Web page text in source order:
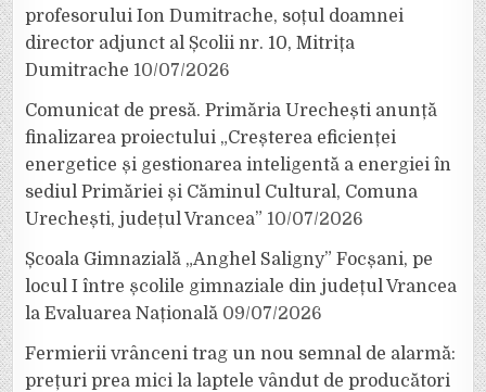
profesorului Ion Dumitrache, soțul doamnei
director adjunct al Școlii nr. 10, Mitrița
Dumitrache 10/07/2026
Comunicat de presă. Primăria Urechești anunță
finalizarea proiectului „Creșterea eficienței
energetice și gestionarea inteligentă a energiei în
sediul Primăriei și Căminul Cultural, Comuna
Urechești, județul Vrancea” 10/07/2026
Școala Gimnazială „Anghel Saligny” Focșani, pe
locul I între școlile gimnaziale din județul Vrancea
la Evaluarea Națională 09/07/2026
Fermierii vrânceni trag un nou semnal de alarmă:
prețuri prea mici la laptele vândut de producători